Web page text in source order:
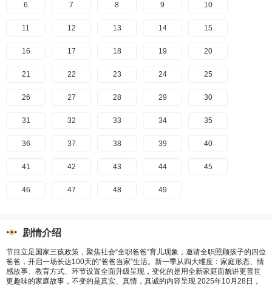
6 7 8 9 10
11 12 13 14 15
16 17 18 19 20
21 22 23 24 25
26 27 28 29 30
31 32 33 34 35
36 37 38 39 40
41 42 43 44 45
46 47 48 49
剧情介绍
节目立足国家三孩政策，聚焦社会“全职爸爸”育儿现象，邀请全职照顾孩子的四位
爸爸，开启一场长达100天的“爸爸当家”生活。新一季从四大维度：家庭形态、情
感故事、教育方式、环节设置全面升级呈现，变化的是用全新家庭面貌讲更普世
更趣味的家庭故事，不变的是真实、真情，真诚的内容呈现 2025年10月28日，